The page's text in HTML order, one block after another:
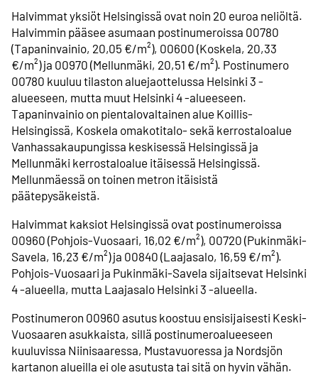
Halvimmat yksiöt Helsingissä ovat noin 20 euroa neliöltä.
Halvimmin pääsee asumaan postinumeroissa 00780
(Tapaninvainio, 20,05 €/m²), 00600 (Koskela, 20,33
€/m²) ja 00970 (Mellunmäki, 20,51 €/m²). Postinumero
00780 kuuluu tilaston aluejaottelussa Helsinki 3 -
alueeseen, mutta muut Helsinki 4 -alueeseen.
Tapaninvainio on pientalovaltainen alue Koillis-
Helsingissä, Koskela omakotitalo- sekä kerrostaloalue
Vanhassakaupungissa keskisessä Helsingissä ja
Mellunmäki kerrostaloalue itäisessä Helsingissä.
Mellunmäessä on toinen metron itäisistä
päätepysäkeistä.
Halvimmat kaksiot Helsingissä ovat postinumeroissa
00960 (Pohjois-Vuosaari, 16,02 €/m²), 00720 (Pukinmäki-
Savela, 16,23 €/m²) ja 00840 (Laajasalo, 16,59 €/m²).
Pohjois-Vuosaari ja Pukinmäki-Savela sijaitsevat Helsinki
4 -alueella, mutta Laajasalo Helsinki 3 -alueella.
Postinumeron 00960 asutus koostuu ensisijaisesti Keski-
Vuosaaren asukkaista, sillä postinumeroalueeseen
kuuluvissa Niinisaaressa, Mustavuoressa ja Nordsjön
kartanon alueilla ei ole asutusta tai sitä on hyvin vähän.